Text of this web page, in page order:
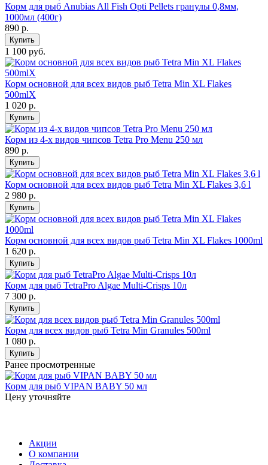
Корм для рыб Anubias All Fish Opti Pellets гранулы 0,8мм,
1000мл (400г)
890 р.
Купить
1 100 руб.
Корм основной для всех видов рыб Tetra Min XL Flakes
500mlХ
1 020 р.
Купить
Корм из 4-х видов чипсов Tetra Pro Menu 250 мл
890 р.
Купить
Корм основной для всех видов рыб Tetra Min XL Flakes 3,6 l
2 980 р.
Купить
Корм основной для всех видов рыб Tetra Min XL Flakes 1000ml
1 620 р.
Купить
Корм для рыб TetraPro Algae Multi-Crisps 10л
7 300 р.
Купить
Корм для всех видов рыб Tetra Min Granules 500ml
1 080 р.
Купить
Ранее просмотренные
Корм для рыб VIPAN BABY 50 мл
Цену уточняйте
Акции
О компании